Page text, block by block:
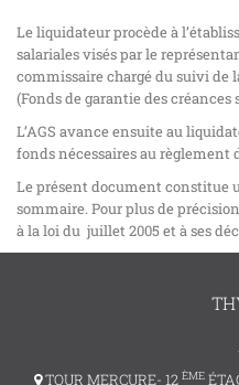
Le liquidateur procède à
salariales visés par le
commissaire chargé du suivi de
(Fonds de garantie des créances
L’AGS avance ensuite au
fonds nécessaires au règlement
Le présent document constitue
sommaire. Pour plus de
à la loi du juillet 2005 et à ses
TOUR MERCURE- 12 ÈME